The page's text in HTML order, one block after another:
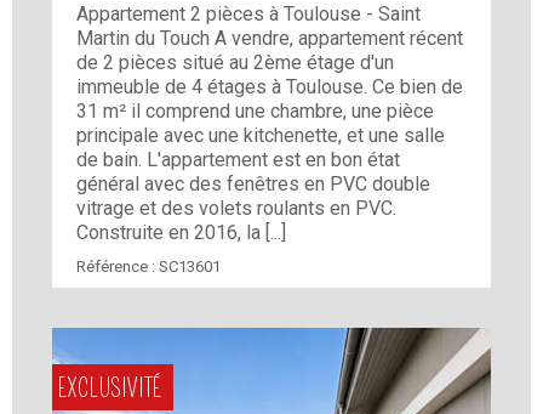
Appartement 2 pièces à Toulouse - Saint
Martin du Touch A vendre, appartement récent
de 2 pièces situé au 2ème étage d'un
immeuble de 4 étages à Toulouse. Ce bien de
31 m² il comprend une chambre, une pièce
principale avec une kitchenette, et une salle
de bain. L'appartement est en bon état
général avec des fenêtres en PVC double
vitrage et des volets roulants en PVC.
Construite en 2016, la [...]
Référence : SC13601
EXCLUSIVITÉ